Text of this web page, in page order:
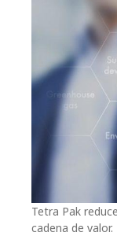
Tetra Pak
cadena de valor.